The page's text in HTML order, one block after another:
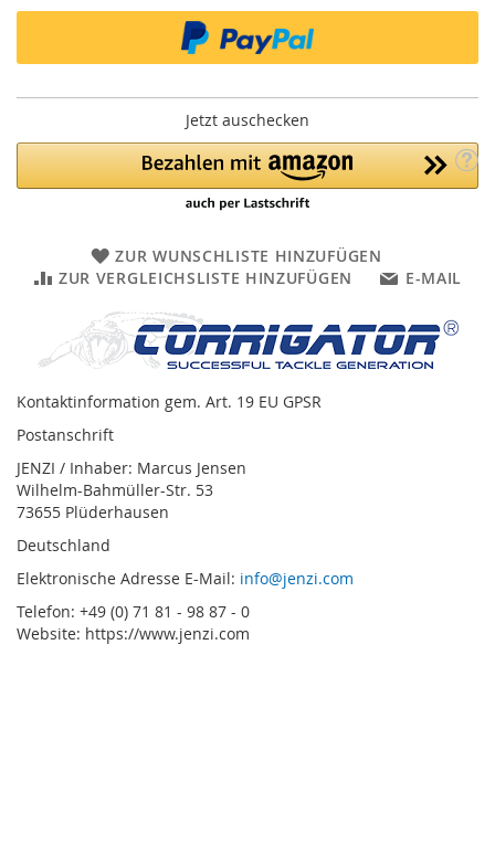
Jetzt auschecken
ZUR WUNSCHLISTE HINZUFÜGEN
ZUR VERGLEICHSLISTE HINZUFÜGEN
E-MAIL
Kontaktinformation gem. Art. 19 EU GPSR
Postanschrift
JENZI / Inhaber: Marcus Jensen
Wilhelm-Bahmüller-Str. 53
73655 Plüderhausen
Deutschland
Elektronische Adresse E-Mail: info@jenzi.com
Telefon: +49 (0) 71 81 - 98 87 - 0
Website: https://www.jenzi.com